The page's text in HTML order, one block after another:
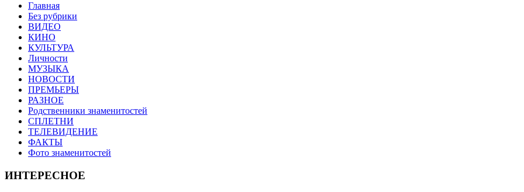
Главная
Без рубрики
ВИДЕО
КИНО
КУЛЬТУРА
Личности
МУЗЫКА
НОВОСТИ
ПРЕМЬЕРЫ
РАЗНОЕ
Родственники знаменитостей
СПЛЕТНИ
ТЕЛЕВИДЕНИЕ
ФАКТЫ
Фото знаменитостей
ИНТЕРЕСНОЕ